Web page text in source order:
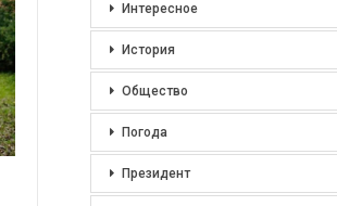
Интересное
История
Общество
Погода
Президент